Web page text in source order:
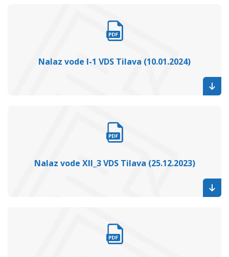
Nalaz vode I-1 VDS Tilava (10.01.2024)
Nalaz vode XII_3 VDS Tilava (25.12.2023)